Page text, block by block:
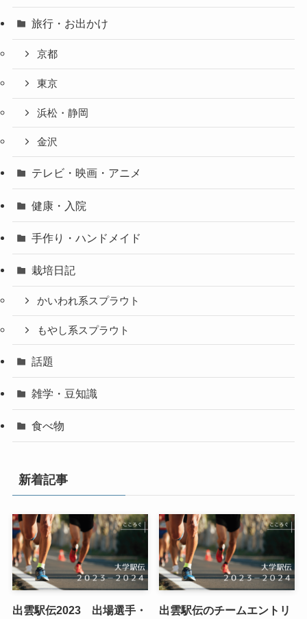
旅行・お出かけ
京都
東京
浜松・静岡
金沢
テレビ・映画・アニメ
健康・入院
手作り・ハンドメイド
栽培日記
かいわれ系スプラウト
もやし系スプラウト
話題
雑学・豆知識
食べ物
新着記事
出雲駅伝2023 出場選手・
出雲駅伝のチームエントリ